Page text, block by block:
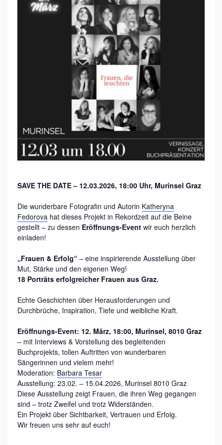
G
“
–
I
N
E
I
N
S
P
R
E
R
E
N
D
E
A
SAVE THE DATE – 12.03.2026, 18:00 Uhr, Murinsel Graz
Die wunderbare Fotografin und Autorin Katheryna
Fedorova hat dieses Projekt in Rekordzeit auf die Beine
gestellt – zu dessen Eröffnungs-Event wir euch herzlich
einladen!
„Frauen & Erfolg“ – eine inspirierende Ausstellung über
Mut, Stärke und den eigenen Weg!
18 Porträts erfolgreicher Frauen aus Graz.
Echte Geschichten über Herausforderungen und
Durchbrüche, Inspiration, Tiefe und weibliche Kraft.
Eröffnungs-Event: 12. März, 18:00, Murinsel, 8010 Graz
– mit Interviews & Vorstellung des begleitenden
Buchprojekts, tollen Auftritten von wunderbaren
Sängerinnen und vielem mehr!
Moderation: Barbara Tesar
Ausstellung: 23.02. – 15.04.2026, Murinsel 8010 Graz
Diese Ausstellung zeigt Frauen, die ihren Weg gegangen
sind – trotz Zweifel und trotz Widerständen.
Ein Projekt über Sichtbarkeit, Vertrauen und Erfolg.
Wir freuen uns sehr auf euch!